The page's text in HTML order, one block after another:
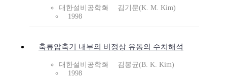
대한설비공학회
김기문(K. M. Kim)
1998
축류압축기 내부의 비정상 유동의 수치해석
대한설비공학회
김봉균(B. K. Kim)
1998